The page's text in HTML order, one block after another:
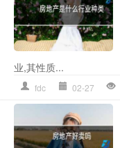
业,其性质...
fdc 02-27